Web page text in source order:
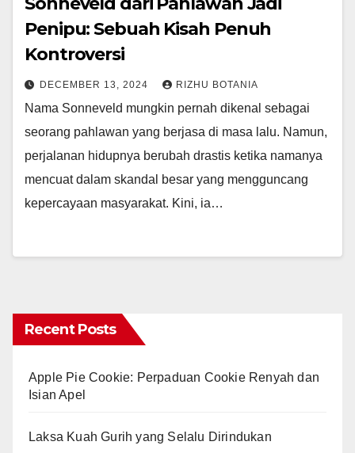
Penipu: Sebuah Kisah Penuh
Kontroversi
DECEMBER 13, 2024 RIZHU BOTANIA
Nama Sonneveld mungkin pernah dikenal sebagai
seorang pahlawan yang berjasa di masa lalu. Namun,
perjalanan hidupnya berubah drastis ketika namanya
mencuat dalam skandal besar yang mengguncang
kepercayaan masyarakat. Kini, ia…
Recent Posts
Apple Pie Cookie: Perpaduan Cookie Renyah dan
Isian Apel
Laksa Kuah Gurih yang Selalu Dirindukan